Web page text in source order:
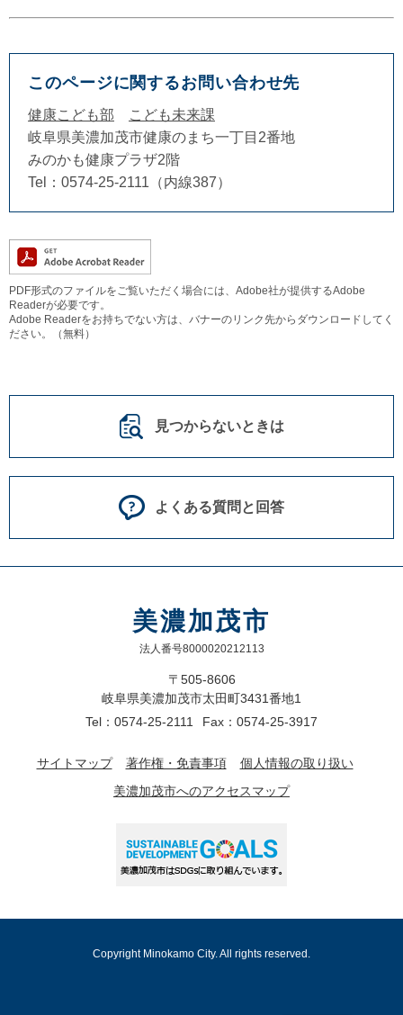
このページに関するお問い合わせ先
健康こども部
こども未来課
岐阜県美濃加茂市健康のまち一丁目2番地
みのかも健康プラザ2階
Tel：0574-25-2111（内線387）
PDF形式のファイルをご覧いただく場合には、Adobe社が提供するAdobe
Readerが必要です。
Adobe Readerをお持ちでない方は、バナーのリンク先からダウンロードしてく
ださい。（無料）
見つからないときは
よくある質問と回答
美濃加茂市
法人番号8000020212113
〒505-8606
岐阜県美濃加茂市太田町3431番地1
Tel：0574-25-2111
Fax：0574-25-3917
サイトマップ 著作権・免責事項
個人情報の取り扱い
美濃加茂市へのアクセスマップ
Copyright Minokamo City. All rights reserved.